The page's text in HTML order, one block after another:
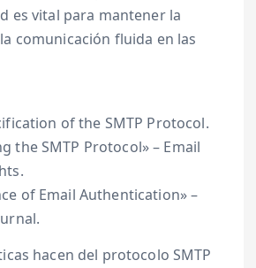
es vital para mantener la
comunicación fluida en las
of the SMTP Protocol.
the SMTP Protocol» – Email
of Email Authentication» –
hacen del protocolo SMTP